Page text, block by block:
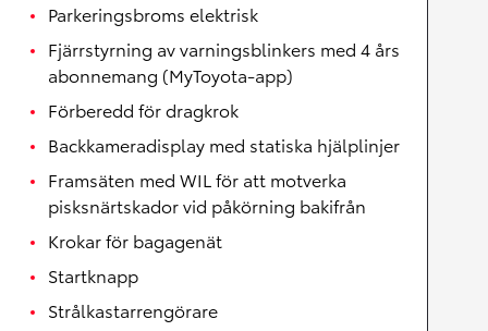
Parkeringsbroms elektrisk
Fjärrstyrning av varningsblinkers med 4 års
abonnemang (MyToyota-app)
Förberedd för dragkrok
Backkameradisplay med statiska hjälplinjer
Framsäten med WIL för att motverka
pisksnärtskador vid påkörning bakifrån
Krokar för bagagenät
Startknapp
Strålkastarrengörare